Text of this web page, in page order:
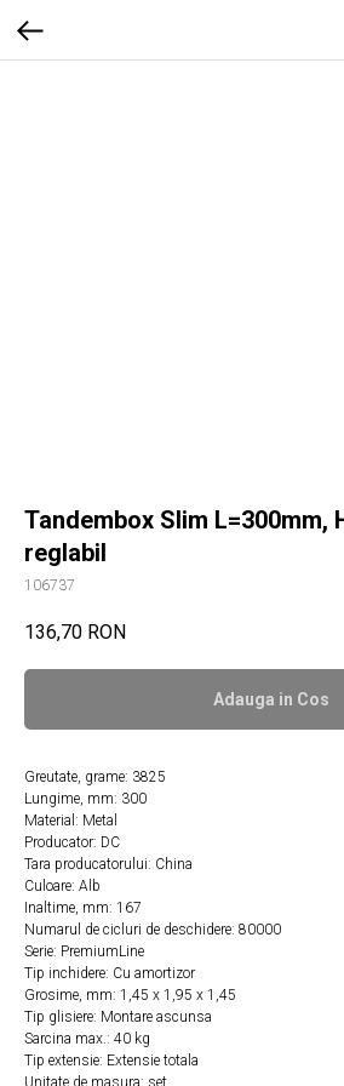
Tandembox Slim L=300mm,
reglabil
106737
136,70 RON
Adauga in Сos
Greutate, grame: 3825
Lungime, mm: 300
Material: Metal
Producator: DC
Tara producatorului: China
Culoare: Alb
Inaltime, mm: 167
Numarul de cicluri de deschidere: 80000
Serie: PremiumLine
Tip inchidere: Cu amortizor
Grosime, mm: 1,45 х 1,95 х 1,45
Tip glisiere: Montare ascunsa
Sarcina max.: 40 kg
Tip extensie: Extensie totala